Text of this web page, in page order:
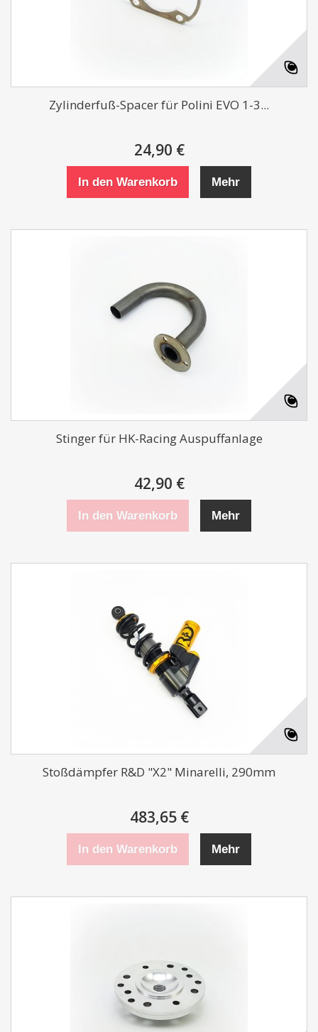
Zylinderfuß-Spacer für Polini EVO 1-3...
24,90 €
In den Warenkorb Mehr
Stinger für HK-Racing Auspuffanlage
42,90 €
In den Warenkorb Mehr
Stoßdämpfer R&D "X2" Minarelli, 290mm
483,65 €
In den Warenkorb Mehr